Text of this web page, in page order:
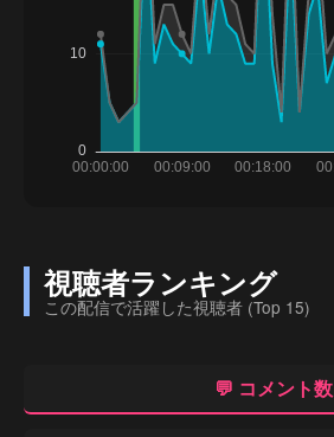
視聴者ランキング
この配信で活躍した視聴者 (Top 15)
💬 コメント数